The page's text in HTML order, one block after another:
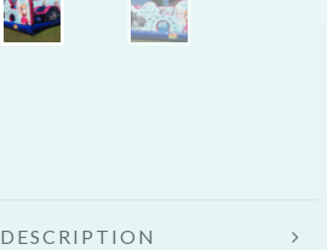
DESCRIPTION